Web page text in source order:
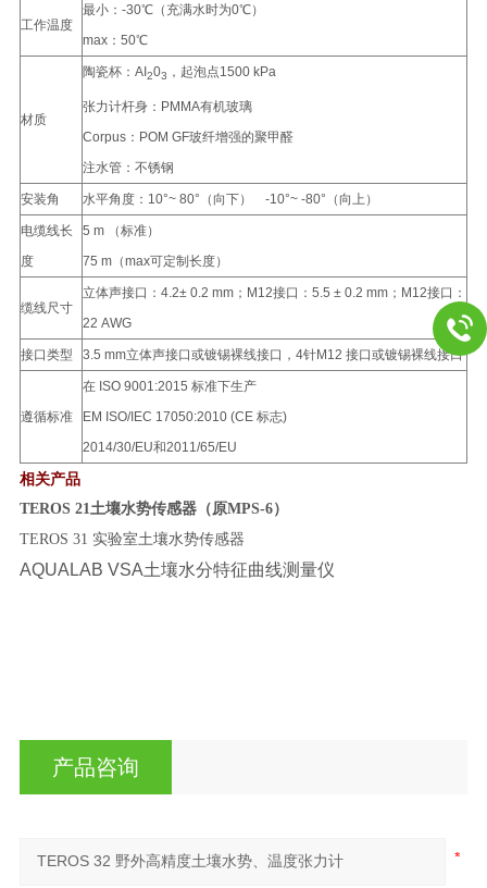
工作温度
最小：-30℃（充满水时为0℃）
max：50℃
材质
陶瓷杯：AI203 ，起泡点1500 kPa
张力计杆身：PMMA有机玻璃
Corpus：POM GF玻纤增强的聚甲醛
注水管：不锈钢
安装角 水平角度：10°~ 80° （向下） -10°~ -80° （向上）
电缆线长
度
5 m （标准）
75 m（max可定制长度）
缆线尺寸
立体声接口：4.2± 0.2 mm；M12接口：5.5 ± 0.2 mm；M12接口：
22 AWG
接口类型 3.5 mm立体声接口或镀锡裸线接口， 4针M12 接口或镀锡裸线接口
遵循标准
在 ISO 9001:2015 标准下生产
EM ISO/IEC 17050:2010 (CE 标志)
2014/30/EU和2011/65/EU
相关产品
TEROS 21土壤水势传感器（原MPS-6）
TEROS 31 实验室土壤水势传感器
AQUALAB VSA土壤水分特征曲线测量仪
产品咨询